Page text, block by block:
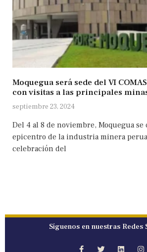
Moquegua será sede del VI
con visitas a las principales
septiembre 23, 2024
Del 4 al 8 de noviembre, Moquegua
epicentro de la industria minera
celebración del
Síguenos en nuestras Redes